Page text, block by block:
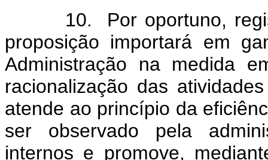
10. Por oportuno,
proposição importará em
Administração na medida
racionalização das
atende ao princípio da
ser observado pela
internos e promove,